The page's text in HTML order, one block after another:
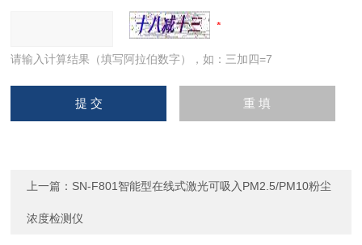
请输入计算结果（填写阿拉伯数字），如：三加四=7
上一篇： SN-F801智能型在线式激光可吸入PM2.5/PM10粉尘
浓度检测仪